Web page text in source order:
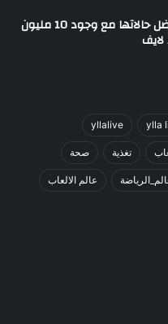
لعبة FC 26 تشهد حالياً واحدة من أفضل حالاتها مع وجود 10 مليون
لايف
ylla
yllalive
تغذية صحة
عالم الالعاب